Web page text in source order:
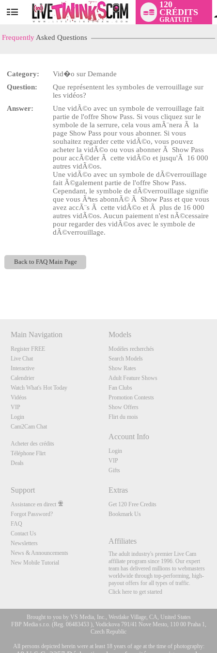
User
status
120
CRÉDITS
GRATUIT!
Frequently Asked Questions
Category:
Vid�o sur Demande
Question:
Que représentent les symboles de verrouillage sur
les vidéos?
Answer:
Une vidÃ©o avec un symbole de verrouillage fait
partie de l'offre Show Pass. Si vous cliquez sur le
symbole de la serrure, cela vous amÃ¨nera Ã la
page Show Pass pour vous abonner. Si vous
souhaitez regarder cette vidÃ©o, vous pouvez
acheter la vidÃ©o ou vous abonner Ã Show Pass
pour accÃ©der Ã cette vidÃ©o et jusqu'Ã 16 000
autres vidÃ©os.
Une vidÃ©o avec un symbole de dÃ©verrouillage
fait Ã©galement partie de l'offre Show Pass.
Cependant, le symbole de dÃ©verrouillage signifie
que vous Ãªtes abonnÃ© Ã Show Pass et que vous
avez accÃ¨s Ã cette vidÃ©o et Ã plus de 16 000
autres vidÃ©os. Aucun paiement n'est nÃ©cessaire
pour regarder des vidÃ©os avec le symbole de
dÃ©verrouillage.
Back to FAQ Main Page
Main Navigation
Register FREE
Live Chat
Interactive
Calendrier
Watch What's Hot Today
Vidéos
VIP
Login
Cam2Cam Chat
Acheter des crédits
Téléphone Flirt
Deals
Models
Modèles recherchés
Search Models
Show Rates
Adult Feature Shows
Fan Clubs
Promotion Contests
Show Offers
Flirt du mois
Account Info
Login
VIP
Gifts
Support
Assistance en direct
Forgot Password?
FAQ
Contact Us
Newsletters
News & Announcements
New Mobile Tutorial
Extras
Get 120 Free Credits
Bookmark Us
Affiliates
The adult industry's premier Live Cam
affiliate program since 1996. Our expert
team has delivered millions to webmasters
worldwide through top-performing, high-
payout offers for all types of traffic.
Click here to get started
Brought to you by VS Media, Inc., Westlake Village, CA, United States
FBP Media s.r.o. (Reg. 06483453 ), Vodickova 791/41 Nove Mesto, 110 00 Praha 1,
Czech Republic
All persons depicted herein were at least 18 years of age at the time of photography:
LIMITED TIME OFFER!
120
F
R
E
E
C
R
E
DI
T
S